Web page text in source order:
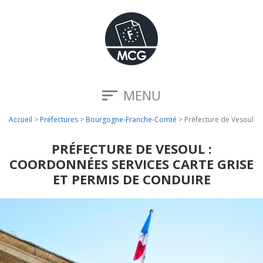
MENU
Accueil > Préfectures > Bourgogne-Franche-Comté > Préfecture de Vesoul
PRÉFECTURE DE VESOUL :
COORDONNÉES SERVICES CARTE GRISE
ET PERMIS DE CONDUIRE